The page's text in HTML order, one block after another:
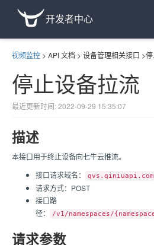
开发者中心
视频监控 > API 文档 > 设备管理相关接口 >
停止设备拉流
最近更新时间: 2022-09-29 15:35:07
描述
本接口用于终止设备向七牛云推流。
接口请求域名：
qvs.qiniuapi.com
请求方式：POST
接口路
径：
/v1/namespaces/
请求参数